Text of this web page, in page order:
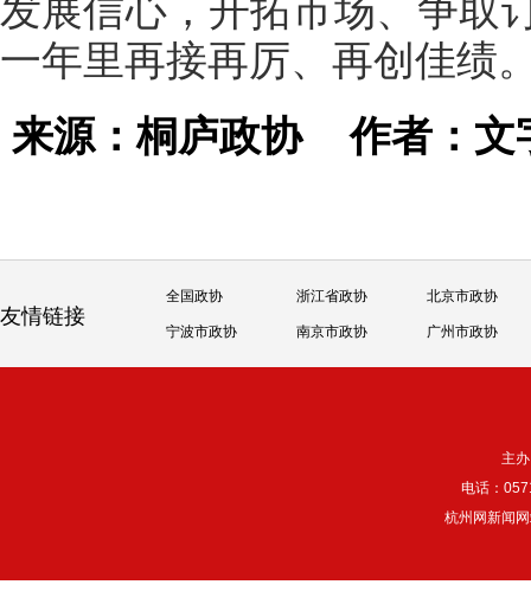
发展信心，开拓市场、争取
一年里再接再厉、再创佳绩
来源：桐庐政协作者：
友情链接
全国政协 浙江省政协 北京市政协
宁波市政协 南京市政协 广州市政协
主
电话：
杭州网新闻